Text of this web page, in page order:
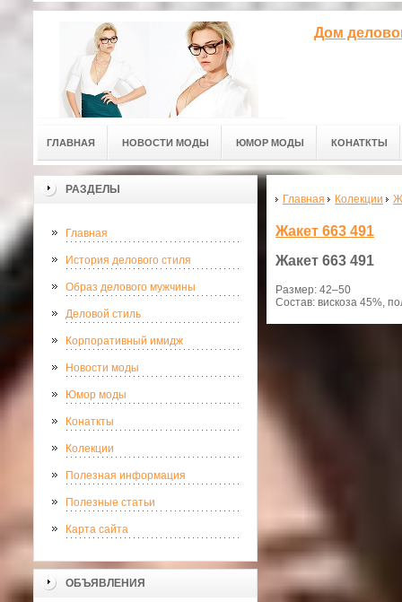
Дом
ГЛАВНАЯ НОВОСТИ МОДЫ ЮМОР МОДЫ КОНАТКТЫ
РАЗДЕЛЫ
Главная
История делового стиля
Образ делового мужчины
Деловой стиль
Корпоративный имидж
Новости моды
Юмор моды
Конаткты
Колекции
Полезная информация
Полезные статьи
Карта сайта
ОБЪЯВЛЕНИЯ
Главная Колекции
Жакет 663 491
Жакет 663 491
Размер: 42–50
Состав: вискоза 45%,